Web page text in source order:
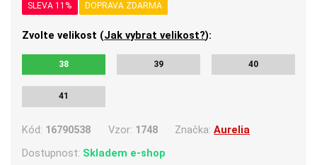
SLEVA 11% DOPRAVA ZDARMA
Zvolte velikost (Jak vybrat velikost?):
38 39 40
41
Kód: 16790538 Vzor: 1748 Značka: Aurelia
Dostupnost: Skladem e-shop